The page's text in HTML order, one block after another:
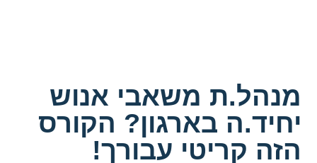
מנהל.ת משאבי אנוש
יחיד.ה בארגון? הקורס
הזה קריטי עבורך!